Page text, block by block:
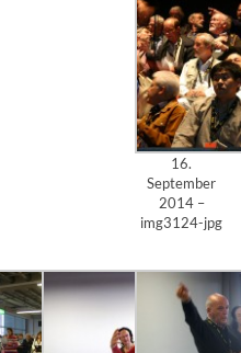
16.
September
2014 –
img3124-jpg